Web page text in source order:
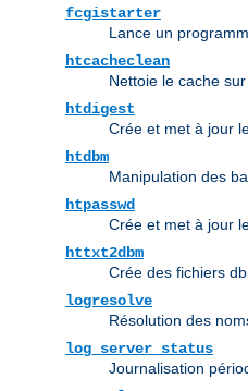
fcgistarter
Lance un
htcacheclean
Nettoie le cache
htdigest
Crée et met à jour
htdbm
Manipulation des
htpasswd
Crée et met à jour
httxt2dbm
Crée des fichiers
logresolve
Résolution des
log_server_status
Journalisation